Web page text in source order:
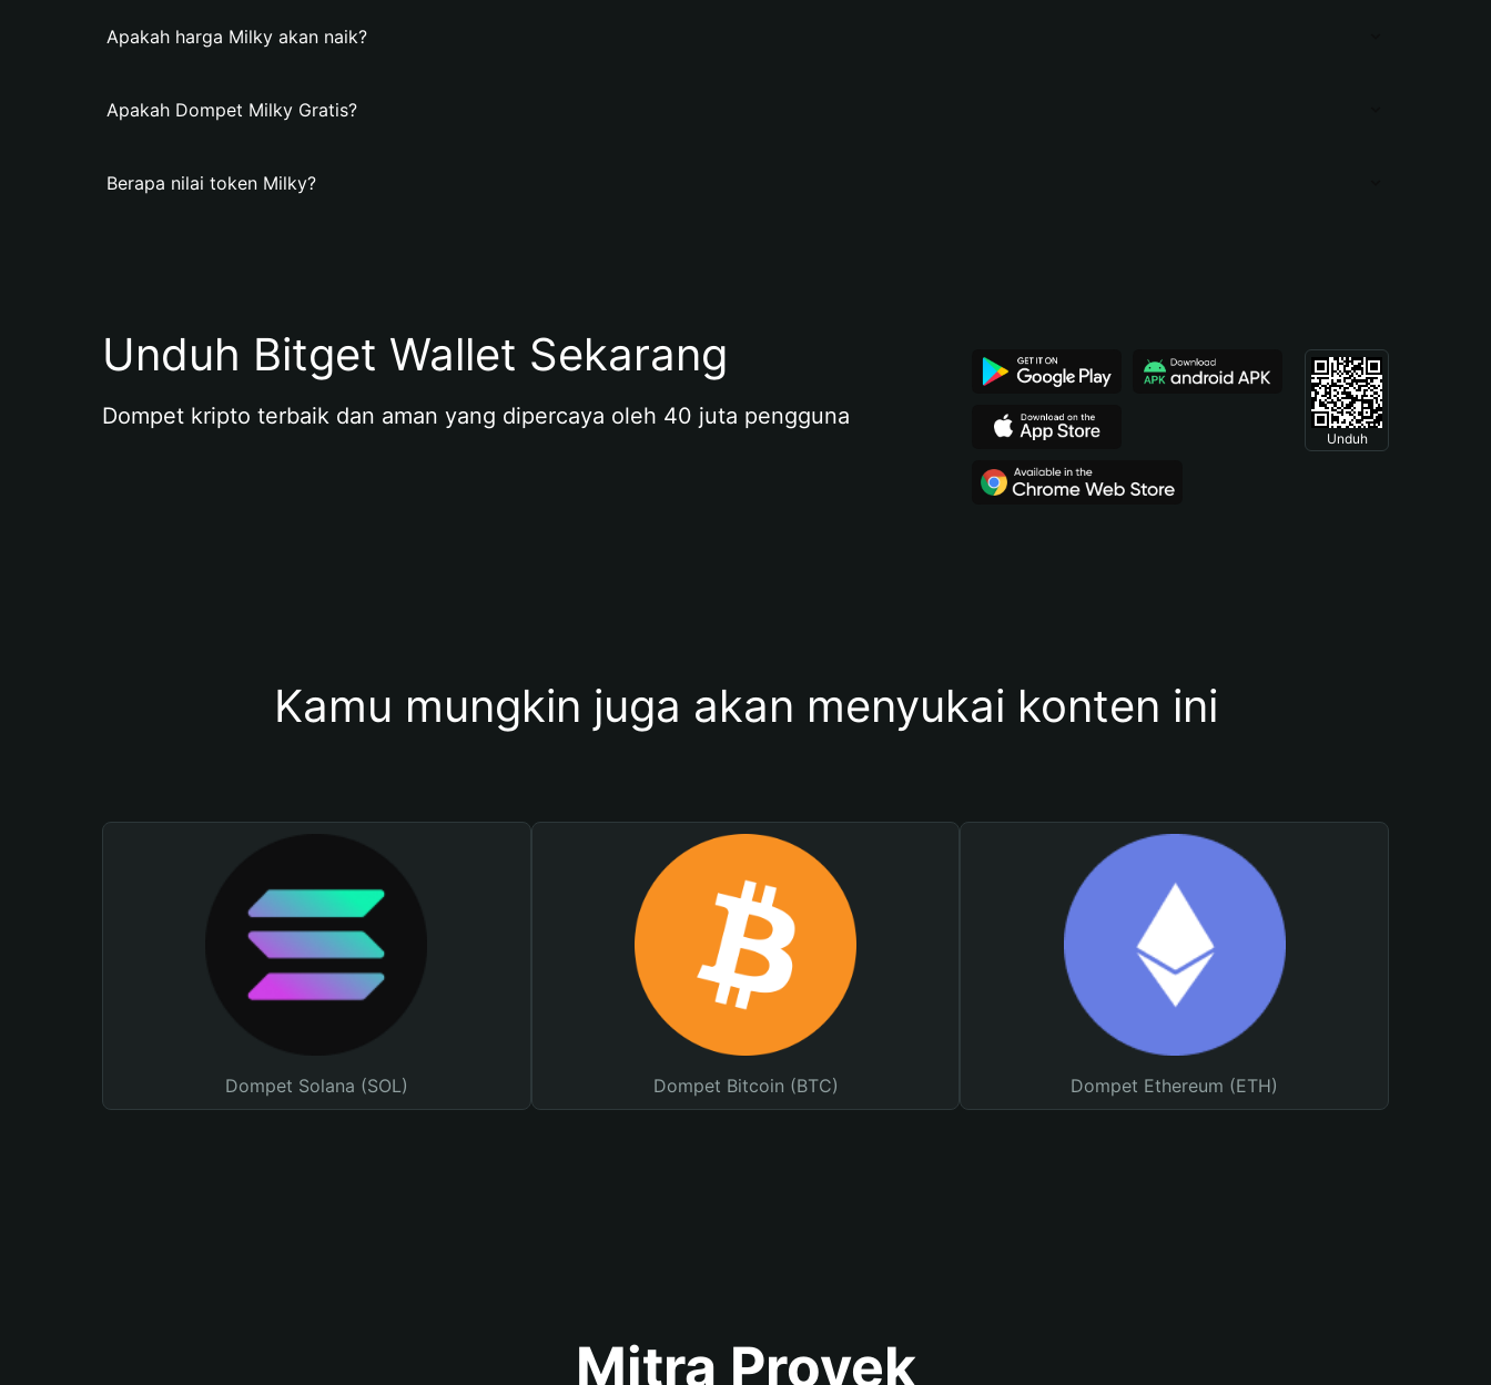
Apakah harga Milky akan naik?
Apakah Dompet Milky Gratis?
Berapa nilai token Milky?
Unduh Bitget Wallet Sekarang
Dompet kripto terbaik dan aman yang dipercaya oleh 40 juta pengguna
Unduh
Kamu mungkin juga akan menyukai konten ini
Dompet Solana (SOL) Dompet Bitcoin (BTC) Dompet Ethereum (ETH)
Mitra Proyek